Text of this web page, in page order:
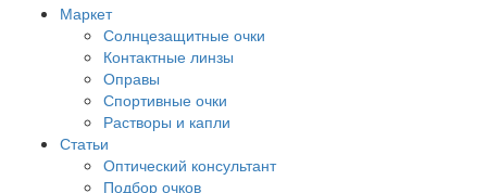
Маркет
Солнцезащитные очки
Контактные линзы
Оправы
Спортивные очки
Растворы и капли
Статьи
Оптический консультант
Подбор очков